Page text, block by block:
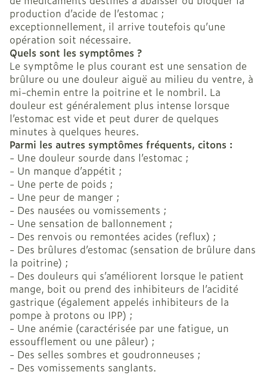
production d’acide de l’estomac ;
exceptionnellement, il arrive toutefois qu’une
opération soit nécessaire.
Quels sont les symptômes ?
Le symptôme le plus courant est une sensation de
brûlure ou une douleur aiguë au milieu du ventre, à
mi-chemin entre la poitrine et le nombril. La
douleur est généralement plus intense lorsque
l’estomac est vide et peut durer de quelques
minutes à quelques heures.
Parmi les autres symptômes fréquents, citons :
- Une douleur sourde dans l’estomac ;
- Un manque d’appétit ;
- Une perte de poids ;
- Une peur de manger ;
- Des nausées ou vomissements ;
- Une sensation de ballonnement ;
- Des renvois ou remontées acides (reflux) ;
- Des brûlures d’estomac (sensation de brûlure dans
la poitrine) ;
- Des douleurs qui s’améliorent lorsque le patient
mange, boit ou prend des inhibiteurs de l’acidité
gastrique (également appelés inhibiteurs de la
pompe à protons ou IPP) ;
- Une anémie (caractérisée par une fatigue, un
essoufflement ou une pâleur) ;
- Des selles sombres et goudronneuses ;
- Des vomissements sanglants.